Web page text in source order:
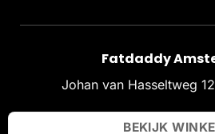
Fatdaddy
Johan van Hasseltweg
BEKIJK